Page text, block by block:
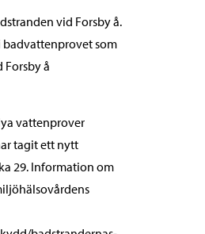
vid Forsby å.
badvattenprovet som
Forsby å
vattenprover
tagit ett nytt
29. Information om